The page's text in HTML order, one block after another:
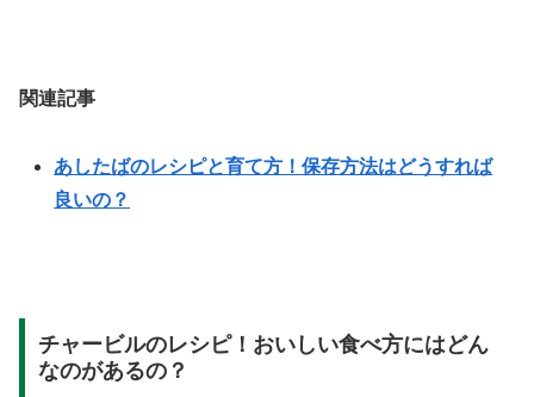
関連記事
あしたばのレシピと育て方！保存方法はどうすれば
良いの？
チャービルのレシピ！おいしい食べ方にはどん
なのがあるの？